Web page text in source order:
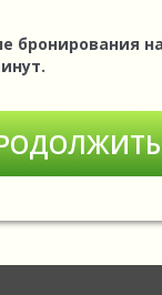
бронирования